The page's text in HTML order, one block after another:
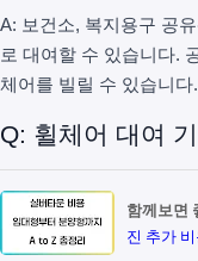
A: 보건소, 복지용구 공
로 대여할 수 있습니다.
체어를 빌릴 수 있습니다.
Q: 휠체어 대여
함께보면
진 추가